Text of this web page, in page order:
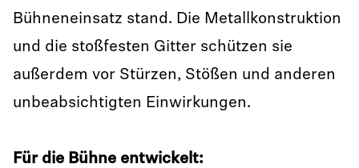
Bühneneinsatz stand. Die Metallkonstruktion
und die stoßfesten Gitter schützen sie
außerdem vor Stürzen, Stößen und anderen
unbeabsichtigten Einwirkungen.
Für die Bühne entwickelt: